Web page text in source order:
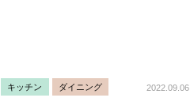
キッチン ダイニング 2022.09.06